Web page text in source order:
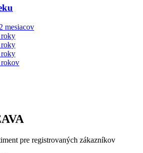
mesiacov
roky
roky
pre registrovaných zákazníkov